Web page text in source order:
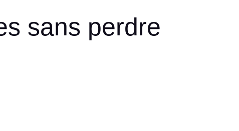
sans perdre